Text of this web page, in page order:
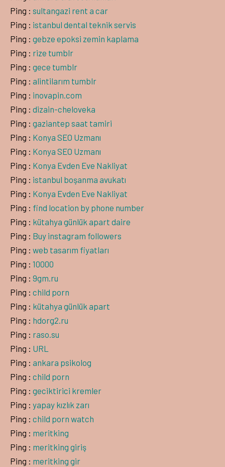
Ping : sultangazi rent a car
Ping : istanbul dental teknik servis
Ping : gebze epoksi zemin kaplama
Ping : rize tumblr
Ping : gece tumblr
Ping : alintilarım tumblr
Ping : inovapin.com
Ping : dizain-cheloveka
Ping : gaziantep saat tamiri
Ping : Konya SEO Uzmanı
Ping : Konya SEO Uzmanı
Ping : Konya Evden Eve Nakliyat
Ping : istanbul boşanma avukatı
Ping : Konya Evden Eve Nakliyat
Ping : find location by phone number
Ping : kütahya günlük apart daire
Ping : Buy instagram followers
Ping : web tasarım fiyatları
Ping : 10000
Ping : 9gm.ru
Ping : child porn
Ping : kütahya günlük apart
Ping : hdorg2.ru
Ping : raso.su
Ping : URL
Ping : ankara psikolog
Ping : child porn
Ping : geciktirici kremler
Ping : yapay kızlık zarı
Ping : child porn watch
Ping : meritking
Ping : meritking giriş
Ping : meritking gir